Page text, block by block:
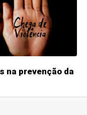
na prevenção da